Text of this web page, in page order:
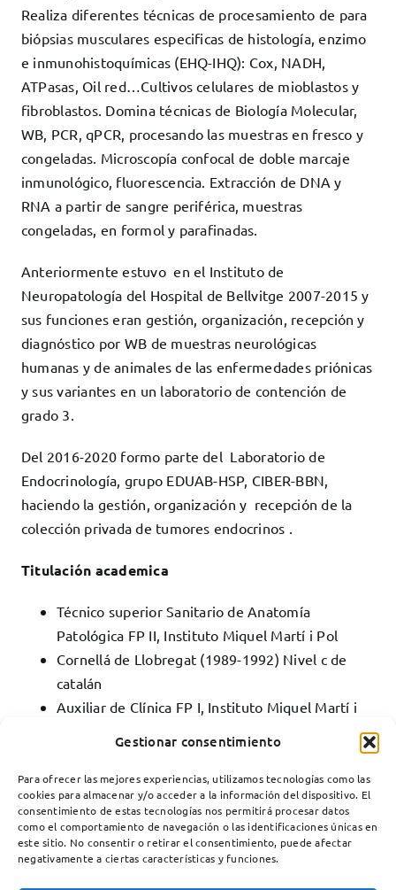
Gestionar consentimiento
Para ofrecer las mejores experiencias, utilizamos tecnologías como las
cookies para almacenar y/o acceder a la información del dispositivo. El
consentimiento de estas tecnologías nos permitirá procesar datos
como el comportamiento de navegación o las identificaciones únicas en
este sitio. No consentir o retirar el consentimiento, puede afectar
negativamente a ciertas características y funciones.
Realiza diferentes técnicas de procesamiento de para
biópsias musculares especificas de histología, enzimo
e inmunohistoquímicas (EHQ-IHQ): Cox, NADH,
ATPasas, Oil red…Cultivos celulares de mioblastos y
fibroblastos. Domina técnicas de Biología Molecular,
WB, PCR, qPCR, procesando las muestras en fresco y
congeladas. Microscopía confocal de doble marcaje
inmunológico, fluorescencia. Extracción de DNA y
RNA a partir de sangre periférica, muestras
congeladas, en formol y parafinadas.
Anteriormente estuvo en el Instituto de
Neuropatología del Hospital de Bellvitge 2007-2015 y
sus funciones eran gestión, organización, recepción y
diagnóstico por WB de muestras neurológicas
humanas y de animales de las enfermedades priónicas
y sus variantes en un laboratorio de contención de
grado 3.
Del 2016-2020 formo parte del Laboratorio de
Endocrinología, grupo EDUAB-HSP, CIBER-BBN,
haciendo la gestión, organización y recepción de la
colección privada de tumores endocrinos .
Titulación academica
Técnico superior Sanitario de Anatomía
Patológica FP II, Instituto Miquel Martí i Pol
Cornellá de Llobregat (1989-1992) Nivel c de
catalán
Auxiliar de Clínica FP I, Instituto Miquel Martí i